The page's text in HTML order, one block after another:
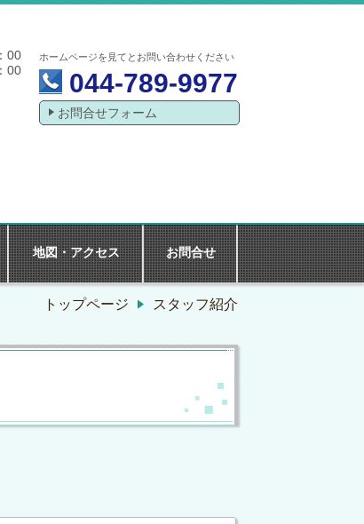
00
00
ホームページを見てとお問い合わせください
044-789-9977
お問合せフォーム
地図・アクセス お問合せ
トップページ スタッフ紹介